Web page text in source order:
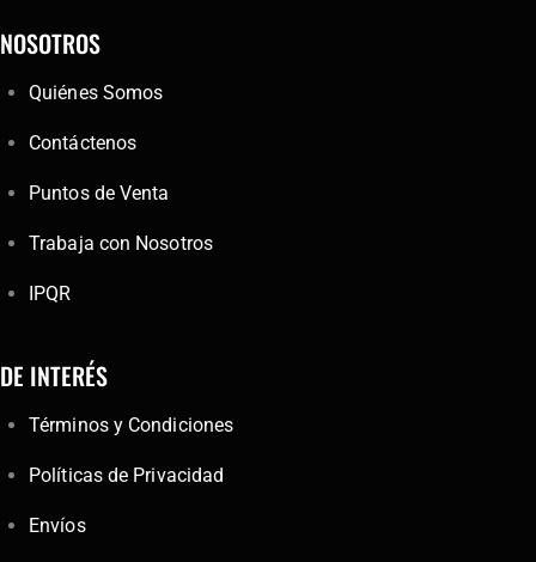
NOSOTROS
Quiénes Somos
Contáctenos
Puntos de Venta
Trabaja con Nosotros
IPQR
DE INTERÉS
Términos y Condiciones
Políticas de Privacidad
Envíos